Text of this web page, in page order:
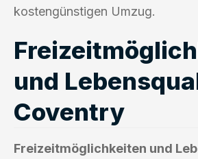
kostengünstigen Umzug.
und
Coventry
Freizeitmöglichkeiten und